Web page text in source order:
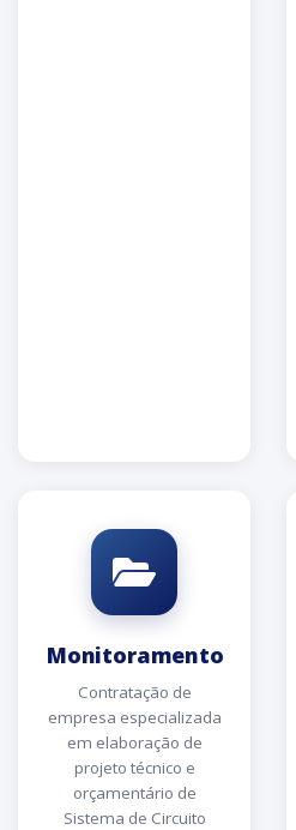
Monitoramento
Contratação de
empresa especializada
em elaboração de
projeto técnico e
orçamentário de
Sistema de Circuito